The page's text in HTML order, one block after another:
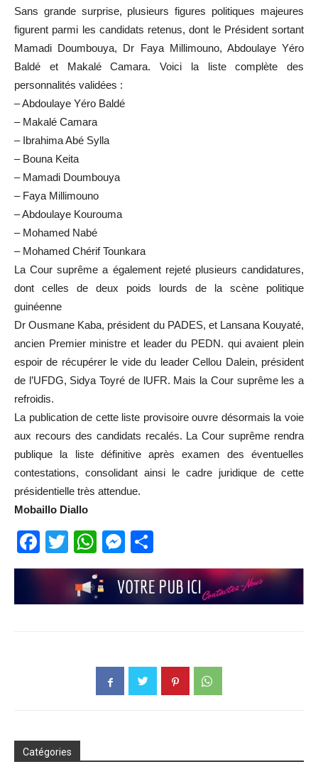
Sans grande surprise, plusieurs figures politiques majeures
figurent parmi les candidats retenus, dont le Président sortant
Mamadi Doumbouya, Dr Faya Millimouno, Abdoulaye Yéro
Baldé et Makalé Camara. Voici la liste complète des
personnalités validées :
– Abdoulaye Yéro Baldé
– Makalé Camara
– Ibrahima Abé Sylla
– Bouna Keita
– Mamadi Doumbouya
– Faya Millimouno
– Abdoulaye Kourouma
– Mohamed Nabé
– Mohamed Chérif Tounkara
La Cour suprême a également rejeté plusieurs candidatures,
dont celles de deux poids lourds de la scène politique
guinéenne
Dr Ousmane Kaba, président du PADES, et Lansana Kouyaté,
ancien Premier ministre et leader du PEDN. qui avaient plein
espoir de récupérer le vide du leader Cellou Dalein, président
de l’UFDG, Sidya Toyré de lUFR. Mais la Cour suprême les a
refroidis.
La publication de cette liste provisoire ouvre désormais la voie
aux recours des candidats recalés. La Cour suprême rendra
publique la liste définitive après examen des éventuelles
contestations, consolidant ainsi le cadre juridique de cette
présidentielle très attendue.
Mobaillo Diallo
Facebook
TwitterWhatsApp
Messenger
Catégories